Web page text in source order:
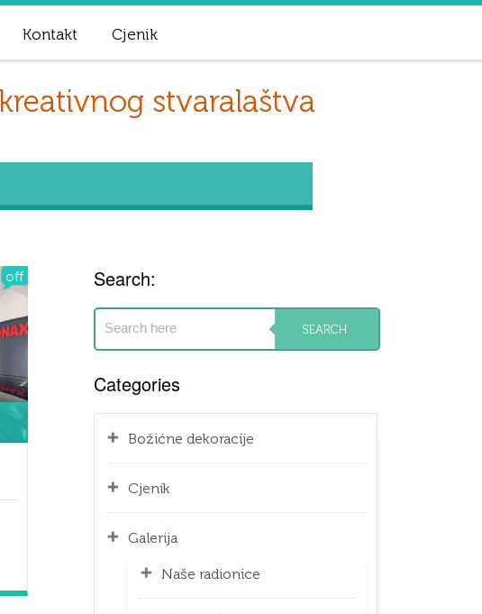
Kontakt Cjenik
stvaralaštva
off Search:
Categories
Božićne dekoracije
Cjenik
Galerija
Naše radionice